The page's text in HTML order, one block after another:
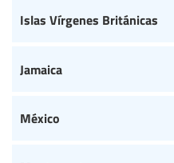
Islas Vírgenes Británicas
Jamaica
México